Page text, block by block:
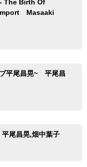
The Birth Of
Masaaki
平尾昌晃~ 平尾昌
尾昌晃,畑中葉子